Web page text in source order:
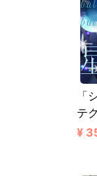
「
テ
¥